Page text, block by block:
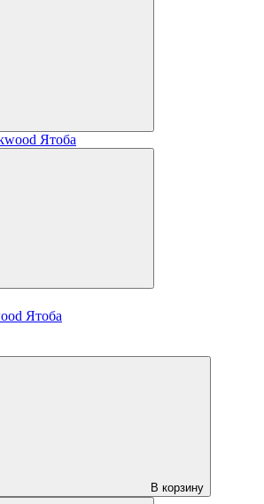
Ятоба
В корзину